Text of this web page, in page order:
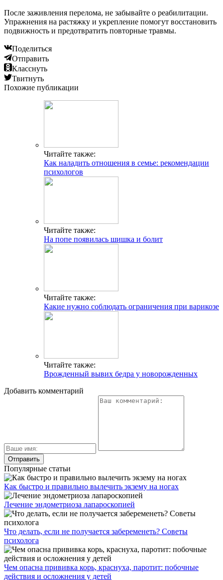
После заживления перелома, не забывайте о реабилитации.
Упражнения на растяжку и укрепление помогут восстановить
подвижность и предотвратить повторные травмы.
Поделиться
Отправить
Класснуть
Твитнуть
Похожие публикации
Читайте также:
Как наладить отношения в семье: рекомендации
психологов
Читайте также:
На попе появилась шишка и болит
Читайте также:
Какие нужно соблюдать ограничения при варикозе
Читайте также:
Врожденный вывих бедра у новорожденных
Добавить комментарий
Популярные статьи
Как быстро и правильно вылечить экзему на ногах
Лечение эндометриоза лапароскопией
Что делать, если не получается забеременеть? Советы
психолога
Чем опасна прививка корь, краснуха, паротит: побочные
действия и осложнения у детей